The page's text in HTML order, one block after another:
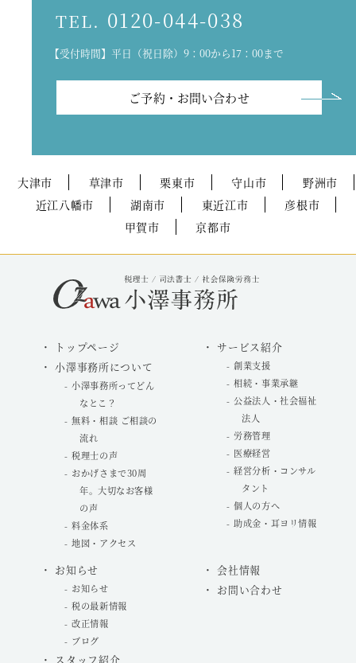
TEL. 0120-044-038
【受付時間】平日（祝日除）9：00から17：00まで
ご予約・お問い合わせ
大津市 草津市 栗東市 守山市
野洲市
近江八幡市
湖南市 東近江市
彦根市
甲賀市
京都市
トップページ
小澤事務所について
小澤事務所ってどん
なとこ？
無料・相談 ご相談の
流れ
税理士の声
おかげさまで30周
年。大切なお客様
の声
料金体系
地図・アクセス
サービス紹介
創業支援
相続・事業承継
公益法人・社会福祉
法人
労務管理
医療経営
経営分析・コンサル
タント
個人の方へ
助成金・耳ヨリ情報
お知らせ
お知らせ
税の最新情報
改正情報
ブログ
スタッフ紹介
会社情報
お問い合わせ